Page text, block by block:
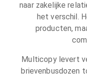
naar zakelijke
het verschil.
producten,
Multicopy levert
brievenbusdozen